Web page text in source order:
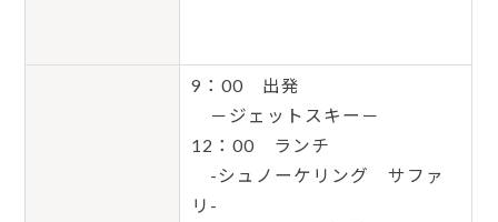
9：00 出発
－ジェットスキー－
12：00 ランチ
-シュノーケリング サファ
リ-